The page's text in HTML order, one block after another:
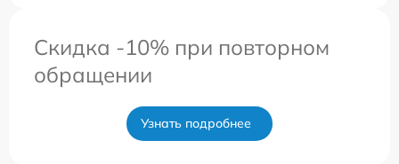
Скидка -10% при повторном
обращении
Узнать подробнее